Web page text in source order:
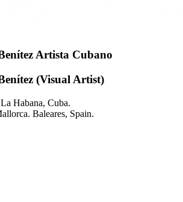
Artista Cubano
(Visual Artist)
Habana, Cuba.
Baleares, Spain.